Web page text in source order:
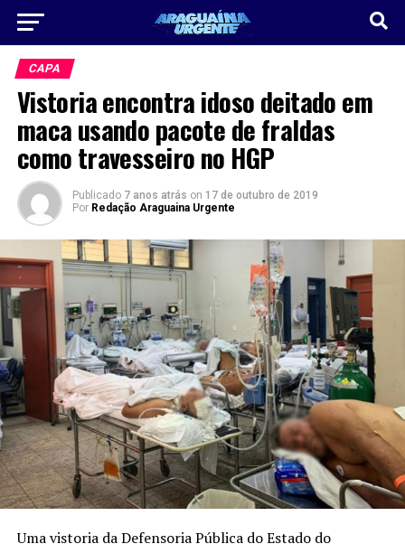
CAPA
Vistoria encontra idoso deitado em
maca usando pacote de fraldas
como travesseiro no HGP
Publicado 7 anos atrás on 17 de outubro de 2019
Por Redação Araguaina Urgente
Uma vistoria da Defensoria Pública do Estado do